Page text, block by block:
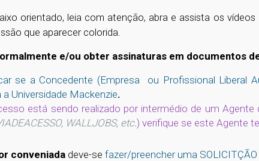
orientado, leia com atenção, abra e assista os
que aparecer colorida.
e/ou obter assinaturas em documentos
se a Concedente (Empresa ou Profissional Liberal
Universidade Mackenzie.
está sendo realizado por intermédio de um Agente
WALLJOBS, etc.) verifique se este Agente
conveniadadeve-se fazer/preencher uma SOLICITÇÃO